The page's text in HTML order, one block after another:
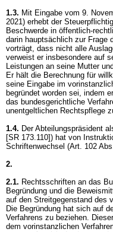
1.3. Mit Eingabe vom 9.
2021) erhebt der
Beschwerde in öffentlich-
darin hauptsächlich zur Frage
vorträgt, dass nicht alle
verweist er insbesondere auf
Leistungen an seine Mutter
Er hält die Berechnung für
seine Eingabe im
begründet worden sei, indem
das bundesgerichtliche
unentgeltlichen Rechtspflege
1.4. Der Abteilungspräsident
[SR 173.110]) hat von
Schriftenwechsel (Art. 102
2.
2.1. Rechtsschriften an das
Begründung und die
auf den Streitgegenstand des
Die Begründung hat sich auf
Verfahrens zu beziehen.
dem vorinstanzlichen